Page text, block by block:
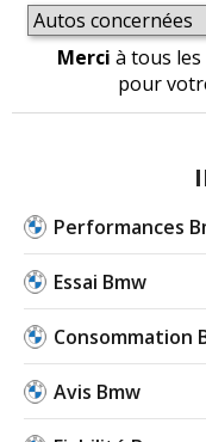
Merci à tous
pour
Performances
Essai Bmw
Consommation
Avis Bmw